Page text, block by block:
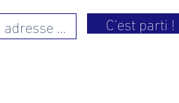
C'est parti !